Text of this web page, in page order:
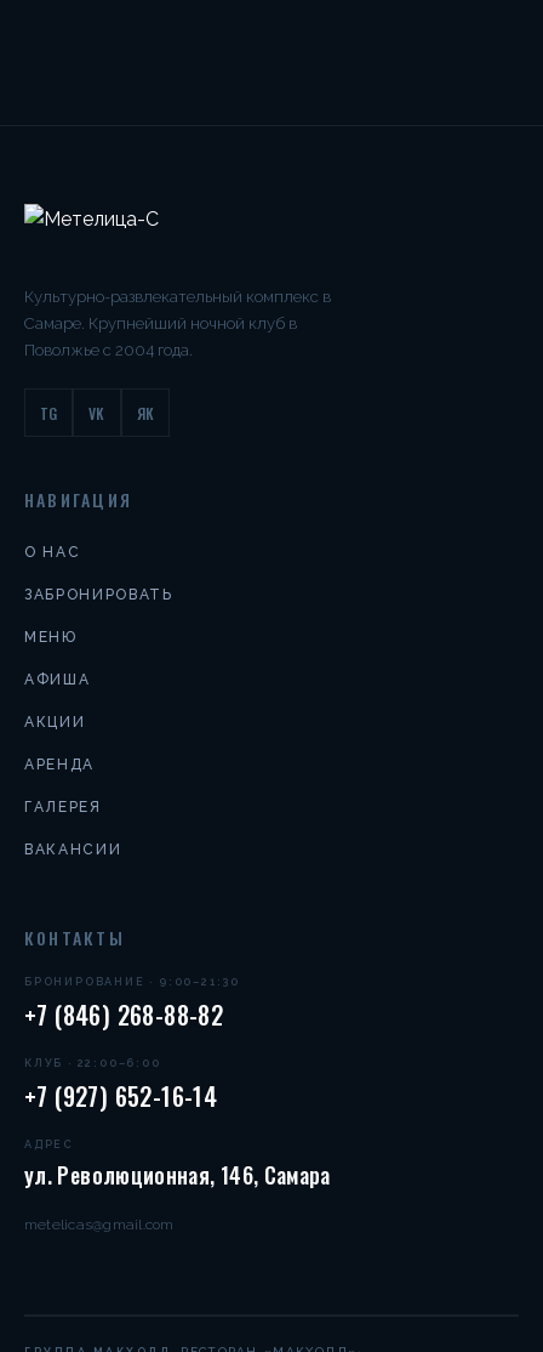
Культурно-развлекательный комплекс в
Самаре. Крупнейший ночной клуб в
Поволжье с 2004 года.
TG VK ЯК
НАВИГАЦИЯ
О НАС
ЗАБРОНИРОВАТЬ
МЕНЮ
АФИША
АКЦИИ
АРЕНДА
ГАЛЕРЕЯ
ВАКАНСИИ
КОНТАКТЫ
БРОНИРОВАНИЕ · 9:00–21:30
+7 (846) 268-88-82
КЛУБ · 22:00–6:00
+7 (927) 652-16-14
АДРЕС
ул. Революционная, 146, Самара
metelicas@gmail.com